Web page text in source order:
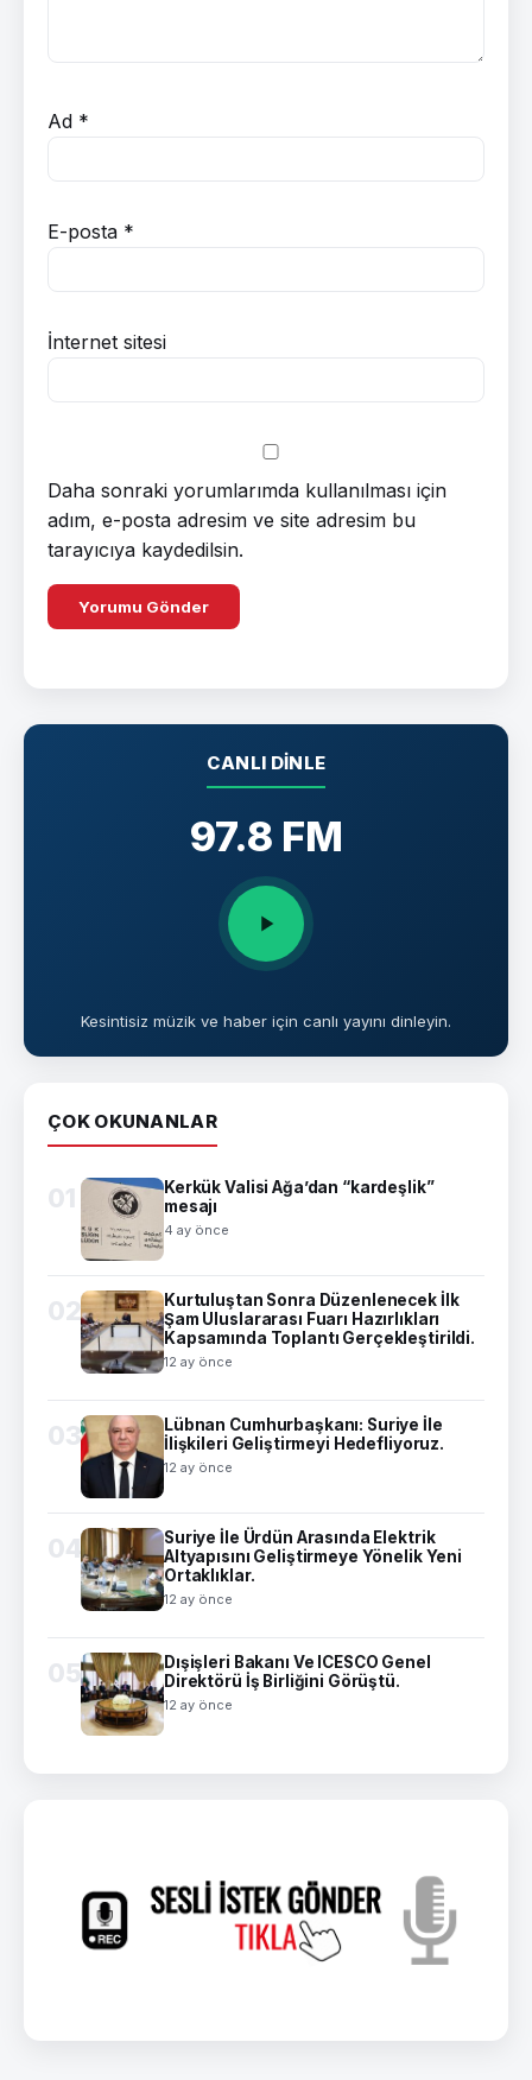
Ad *
E-posta *
İnternet sitesi
Daha sonraki yorumlarımda kullanılması için
adım, e-posta adresim ve site adresim bu
tarayıcıya kaydedilsin.
CANLI DINLE
97.8 FM
Kesintisiz müzik ve haber için canlı yayını dinleyin.
ÇOK OKUNANLAR
01
Kerkük Valisi Ağa’dan “kardeşlik”
mesajı
4 ay önce
02
Kurtuluştan Sonra Düzenlenecek İlk
Şam Uluslararası Fuarı Hazırlıkları
Kapsamında Toplantı Gerçekleştirildi.
12 ay önce
03
Lübnan Cumhurbaşkanı: Suriye İle
İlişkileri Geliştirmeyi Hedefliyoruz.
12 ay önce
04
Suriye İle Ürdün Arasında Elektrik
Altyapısını Geliştirmeye Yönelik Yeni
Ortaklıklar.
12 ay önce
05
Dışişleri Bakanı Ve ICESCO Genel
Direktörü İş Birliğini Görüştü.
12 ay önce